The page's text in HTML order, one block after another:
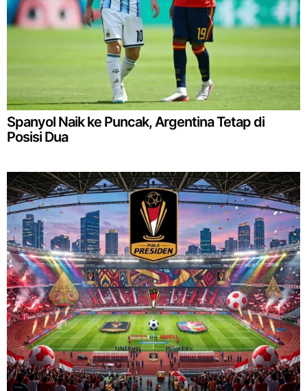
Spanyol Naik ke Puncak, Argentina Tetap di
Posisi Dua